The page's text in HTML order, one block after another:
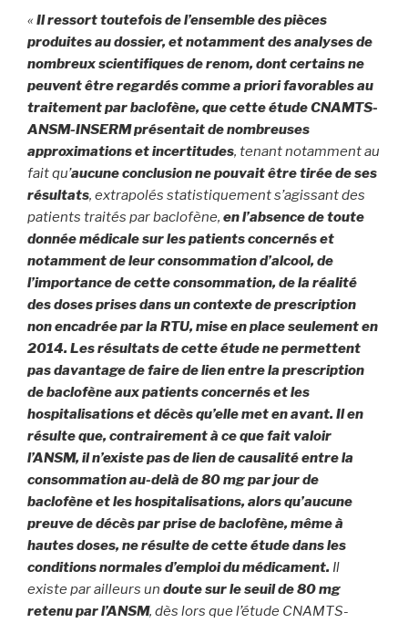
« Il ressort toutefois de l’ensemble des pièces
produites au dossier, et notamment des analyses de
nombreux scientifiques de renom, dont certains ne
peuvent être regardés comme a priori favorables au
traitement par baclofène, que cette étude CNAMTS-
ANSM-INSERM présentait de nombreuses
approximations et incertitudes, tenant notamment au
fait qu’aucune conclusion ne pouvait être tirée de ses
résultats, extrapolés statistiquement s’agissant des
patients traités par baclofène, en l’absence de toute
donnée médicale sur les patients concernés et
notamment de leur consommation d’alcool, de
l’importance de cette consommation, de la réalité
des doses prises dans un contexte de prescription
non encadrée par la RTU, mise en place seulement en
2014. Les résultats de cette étude ne permettent
pas davantage de faire de lien entre la prescription
de baclofène aux patients concernés et les
hospitalisations et décès qu’elle met en avant. Il en
résulte que, contrairement à ce que fait valoir
l’ANSM, il n’existe pas de lien de causalité entre la
consommation au-delà de 80 mg par jour de
baclofène et les hospitalisations, alors qu’aucune
preuve de décès par prise de baclofène, même à
hautes doses, ne résulte de cette étude dans les
conditions normales d’emploi du médicament. Il
existe par ailleurs un doute sur le seuil de 80 mg
retenu par l’ANSM, dès lors que l’étude CNAMTS-